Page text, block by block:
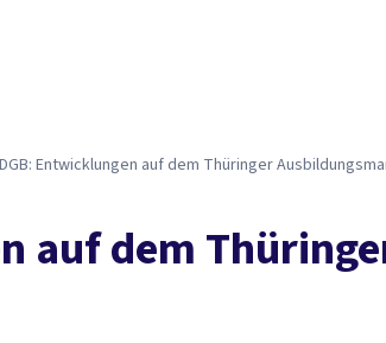
DGB: Entwicklungen auf dem Thüringer
auf dem